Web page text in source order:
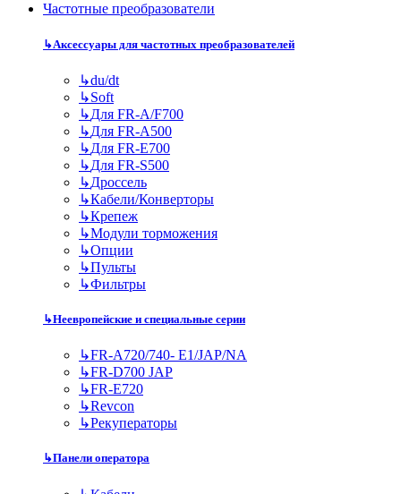
Частотные преобразователи
↳Аксессуары для частотных преобразователей
↳du/dt
↳Soft
↳Для FR-A/F700
↳Для FR-A500
↳Для FR-E700
↳Для FR-S500
↳Дроссель
↳Кабели/Конверторы
↳Крепеж
↳Модули торможения
↳Опции
↳Пульты
↳Фильтры
↳Неевропейские и специальные серии
↳FR-A720/740- E1/JAP/NA
↳FR-D700 JAP
↳FR-E720
↳Revcon
↳Рекуператоры
↳Панели оператора